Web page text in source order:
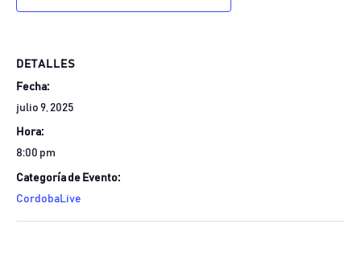
DETALLES
Fecha:
julio 9, 2025
Hora:
8:00 pm
Categoría de Evento:
CordobaLive